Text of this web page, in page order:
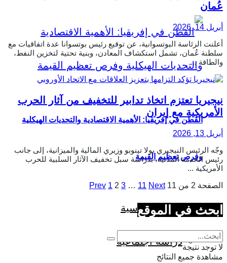
القطن في إفريقيا: الأهمية الاقتصادية والتحديات الهيكلية
وفرص تعظيم القيمة
دراسة سياسية
دراسة اجتماعية
عُمان
أبريل 14, 2026
أعلنت الرئاسة البوتسوانية، عن توقيع رئيس بوتسوانا عدة اتفاقيات مع
سلطنة عُمان، تشمل استكشاف المعادن، وبنية تحتية لتخزين النفط،
والطاقة ...
نيجيريا تعتزم اتخاذ تدابير للتخفيف من آثار الحرب
الأمريكية مع إيران
أبريل 13, 2026
وجّه الرئيس النيجيري بولا تينوبو وزيري المالية والميزانية، إلى جانب
رئيس الخدمة المدنية، بدراسة سبل تخفيف الآثار السلبية للحرب
الأمريكية ...
الصفحة 2 من 11
Prev 1 2 3 … 11 Next
ابحث في الموقع
لا توجد نتيجة
مشاهدة جميع النتائج